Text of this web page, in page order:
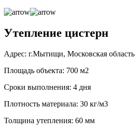
Утепление цистерн
Адрес: г.Мытищи, Московская область
Площадь объекта: 700 м2
Сроки выполнения: 4 дня
Плотность материала: 30 кг/м3
Толщина утепления: 60 мм